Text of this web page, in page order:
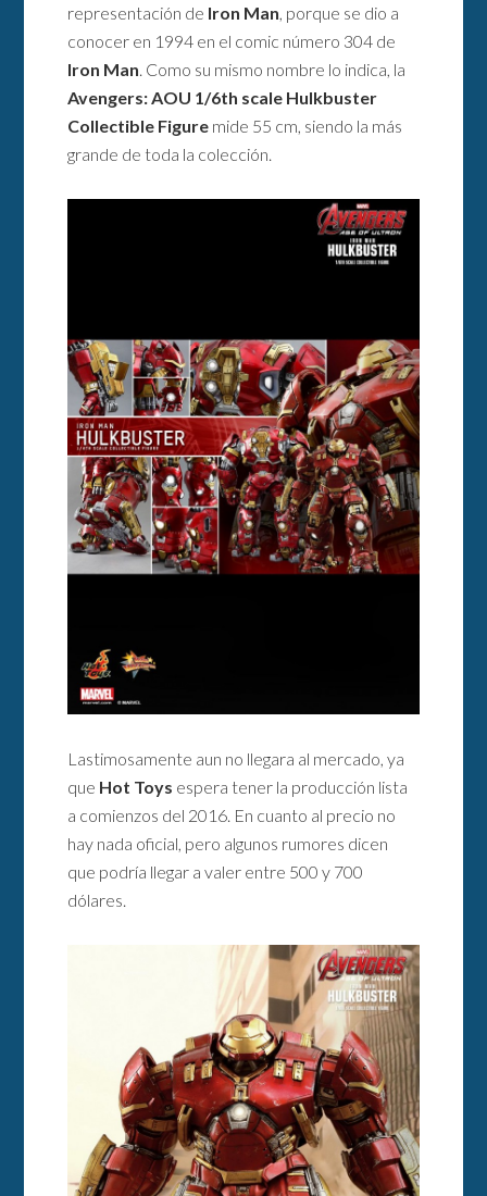
representación de Iron Man , porque se dio a
conocer en 1994 en el comic número 304 de
Iron Man . Como su mismo nombre lo indica, la
Avengers: AOU 1/6th scale Hulkbuster
Collectible Figure mide 55 cm, siendo la más
grande de toda la colección.
Lastimosamente aun no llegara al mercado, ya
que Hot Toys espera tener la producción lista
a comienzos del 2016. En cuanto al precio no
hay nada oficial, pero algunos rumores dicen
que podría llegar a valer entre 500 y 700
dólares.